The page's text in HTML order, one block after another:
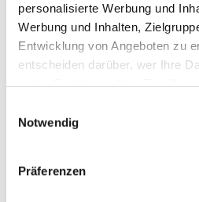
personalisierte Werbung und
Werbung und Inhalten,
Entwicklung von Angeboten zu
entscheiden darüber, wer Ihre
Trigger Symbol ändern oder
Informationen über Ihre
Notwendig
Präferenzen
werden kann,
diese
Hintergrund
Untersuchen
Bedeutung